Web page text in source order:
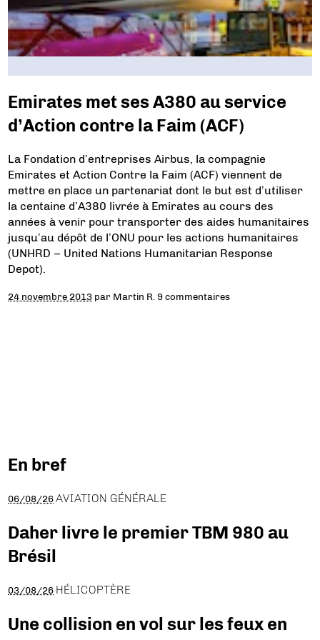
Emirates met ses A380 au service
d’Action contre la Faim (ACF)
La Fondation d’entreprises Airbus, la compagnie
Emirates et Action Contre la Faim (ACF) viennent de
mettre en place un partenariat dont le but est d’utiliser
la centaine d’A380 livrée à Emirates au cours des
années à venir pour transporter des aides humanitaires
jusqu’au dépôt de l’ONU pour les actions humanitaires
(UNHRD – United Nations Humanitarian Response
Depot).
24 novembre 2013 par Martin R. 9 commentaires
En bref
06/08/26 AVIATION GÉNÉRALE
Daher livre le premier TBM 980 au
Brésil
03/08/26 HÉLICOPTÈRE
Une collision en vol sur les feux en